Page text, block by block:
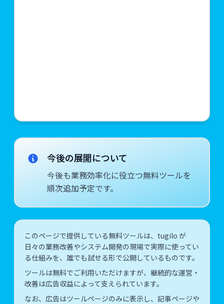
今後の展開について
今後も業務効率化に役立つ無料ツールを
順次追加予定です。
このページで提供している無料ツールは、tugilo が
日々の業務改善やシステム開発の現場で実際に使ってい
る仕組みを、誰でも試せる形で公開しているものです。
ツールは無料でご利用いただけますが、継続的な運営・
改善は広告収益によって支えられています。
なお、広告はツールページのみに表示し、記事ページや